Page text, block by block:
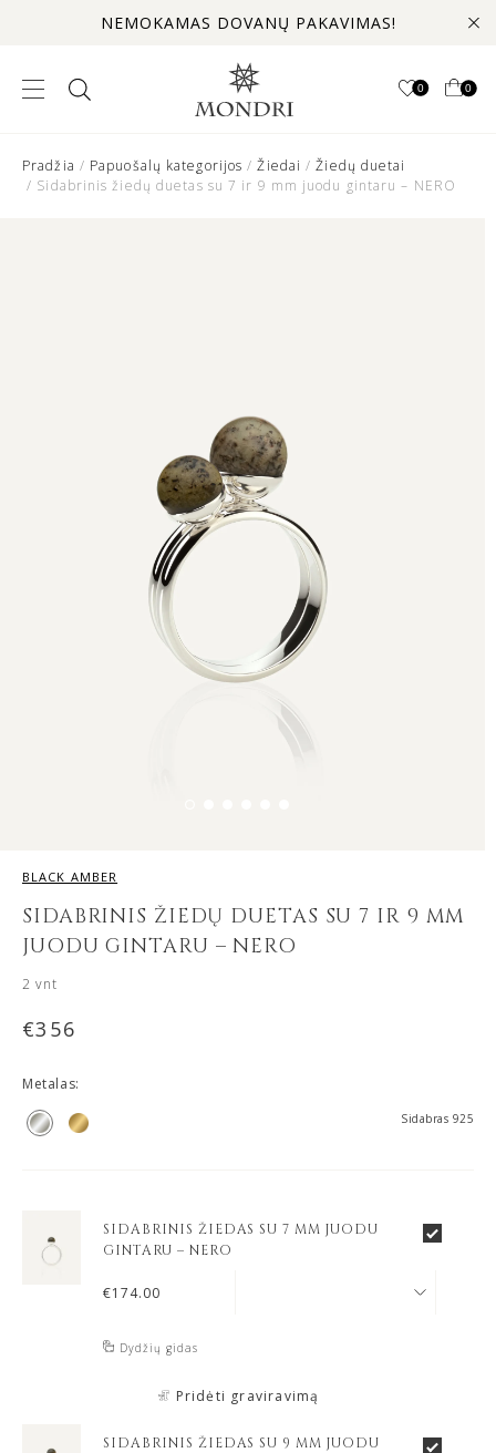
NEMOKAMAS DOVANŲ PAKAVIMAS!
0 0
Pradžia / Papuošalų kategorijos /Žiedai /Žiedų duetai
/ Sidabrinis žiedų duetas su 7 ir 9 mm juodu gintaru – NERO
BLACK AMBER
SIDABRINIS ŽIEDŲ DUETAS SU 7 IR 9 MM
JUODU GINTARU – NERO
2 vnt
€356
Metalas:
Sidabras 925
SIDABRINIS ŽIEDAS SU 7 MM JUODU
GINTARU – NERO
€174.00
Dydžių gidas
Pridėti graviravimą
SIDABRINIS ŽIEDAS SU 9 MM JUODU